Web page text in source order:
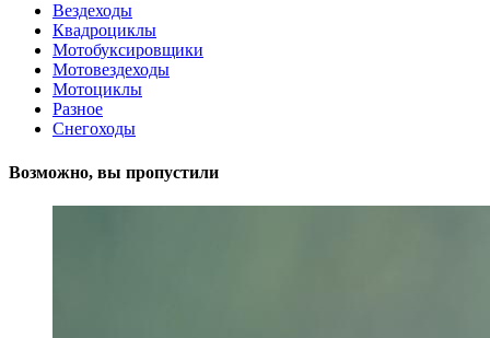
Вездеходы
Квадроциклы
Мотобуксировщики
Мотовездеходы
Мотоциклы
Разное
Снегоходы
Возможно, вы пропустили